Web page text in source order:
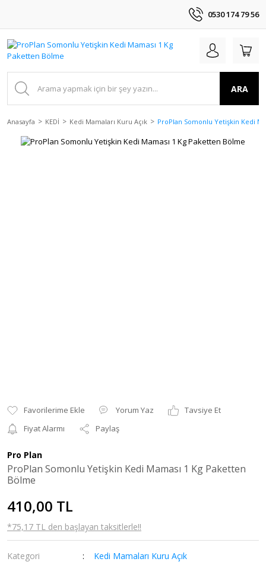
0530 174 79 56
ARA
Anasayfa KEDİ Kedi Mamaları Kuru Açık ProPlan Somonlu Yetişkin Kedi
Yorum Yaz
Tavsiye Et
Fiyat Alarmı
Paylaş
Pro Plan
ProPlan Somonlu Yetişkin Kedi Maması 1 Kg Paketten
Bölme
410,00 TL
*75,17 TL den başlayan taksitlerle!!
Kategori
Kedi Mamaları Kuru Açık